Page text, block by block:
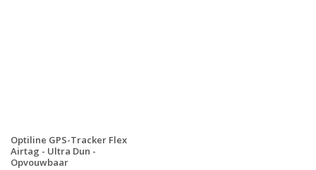
Optiline GPS-Tracker Flex
Airtag - Ultra Dun -
Opvouwbaar